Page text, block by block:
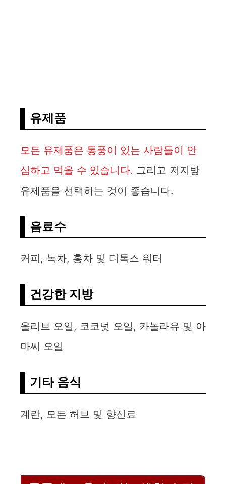
유제품
모든 유제품은 통풍이 있는 사람들이 안
심하고 먹을 수 있습니다. 그리고 저지방
유제품을 선택하는 것이 좋습니다.
음료수
커피, 녹차, 홍차 및 디톡스 워터
건강한 지방
올리브 오일, 코코넛 오일, 카놀라유 및 아
마씨 오일
기타 음식
계란, 모든 허브 및 향신료